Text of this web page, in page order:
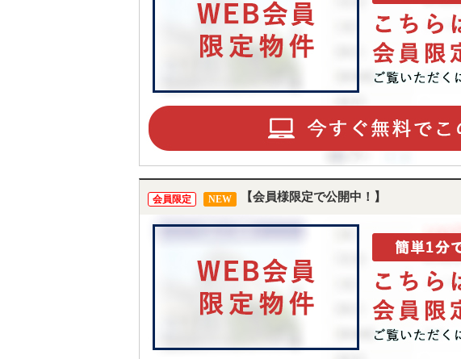
会員限定 NEW 【会員様限定で公開中！】